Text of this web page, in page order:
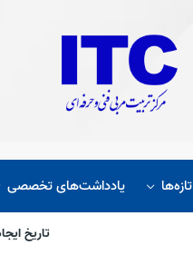
تازه‌ها یادداشت‌های تخصصی
تاریخ